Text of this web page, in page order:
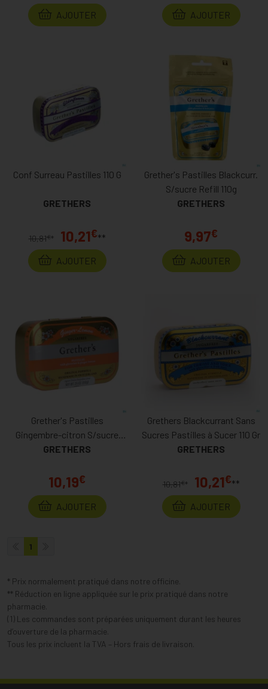
AJOUTER
AJOUTER
Conf Surreau Pastilles 110 G
GRETHERS
10,81€ * 10,21€**
AJOUTER
Grether's Pastilles Blackcurr.
S/sucre Refill 110g
GRETHERS
9,97€
AJOUTER
Grether's Pastilles
Gingembre-citron S/sucre
110g
GRETHERS
10,19€
AJOUTER
Grethers Blackcurrant Sans
Sucres Pastilles à Sucer 110 Gr
GRETHERS
10,81€ * 10,21€**
AJOUTER
1
* Prix normalement pratiqué dans notre officine.
** Réduction en ligne appliquée sur le prix pratiqué dans notre
pharmacie.
(1) Les commandes sont préparées uniquement durant les heures
d’ouverture de la pharmacie.
Tous les prix incluent la TVA – Hors frais de livraison.